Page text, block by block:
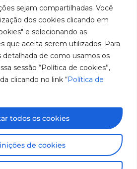
sejam compartilhadas. Você
dos cookies clicando em
e selecionando as
que aceita serem utilizados. Para
detalhada de como usamos os
sessão “Política de cookies”,
clicando no link “Política de
de cookies
todos os cookies
Franchini,
50/96
Bairro: Santa
Terezinha
São Bernardo
do Campo –
SP
ilustrativas. Informações sujeitas a
prévio. Todos os direitos são
Bozza Comércio e Indústria